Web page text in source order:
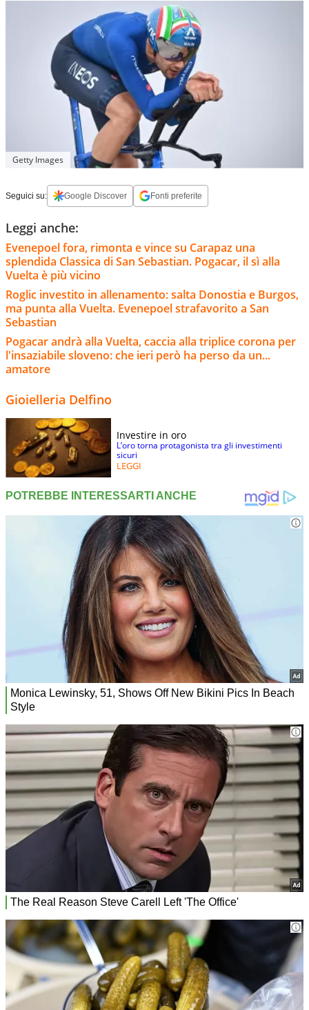
Getty Images
Seguici su: Google Discover Fonti preferite
Leggi anche:
Evenepoel fora, rimonta e vince su Carapaz una
splendida Classica di San Sebastian. Pogacar, il sì alla
Vuelta è più vicino
Roglic investito in allenamento: salta Donostia e Burgos,
ma punta alla Vuelta. Evenepoel strafavorito a San
Sebastian
Pogacar andrà alla Vuelta, caccia alla triplice corona per
l'insaziabile sloveno: che ieri però ha perso da un...
amatore
Gioielleria Delfino
Investire in oro
L’oro torna protagonista tra gli investimenti
sicuri
LEGGI